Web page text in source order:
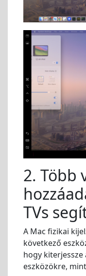
2. Több
TVs
A Mac fizikai
következő
hogy kiterjessze
eszközökre, mint